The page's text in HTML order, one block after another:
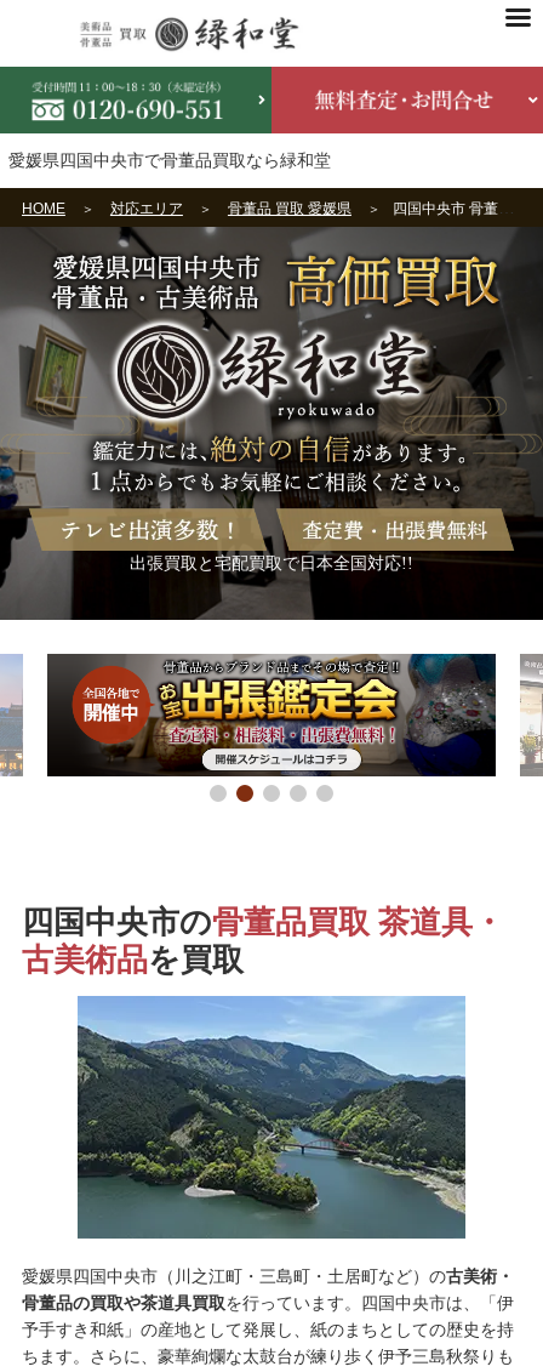
愛媛県四国中央市で骨董品買取なら緑和堂
HOME 対応エリア 骨董品 買取 愛媛県 四国中央市 骨董品買取
出張買取と宅配買取で日本全国対応!!
四国中央市の骨董品買取 茶道具・
古美術品を買取
愛媛県四国中央市（川之江町・三島町・土居町など）の古美術・
骨董品の買取や茶道具買取を行っています。四国中央市は、「伊
予手すき和紙」の産地として発展し、紙のまちとしての歴史を持
ちます。さらに、豪華絢爛な太鼓台が練り歩く伊予三島秋祭りも